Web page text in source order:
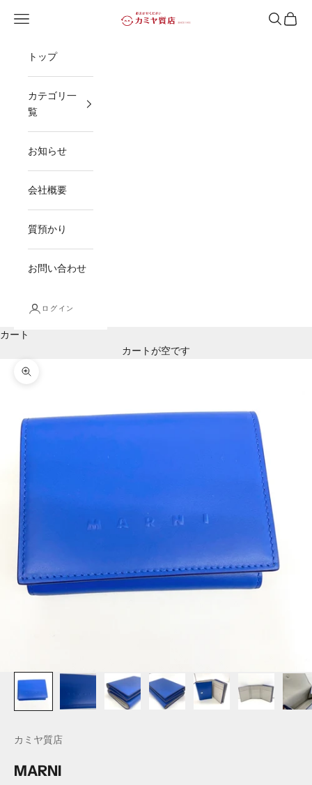
カミヤ質店
メニューを開く 検索を開
カー
トップ
カテゴリ一
覧
お知らせ
会社概要
質預かり
お問い合わせ
ログイン
カート
カートが空です
ズームイン
カミヤ質店
MARNI